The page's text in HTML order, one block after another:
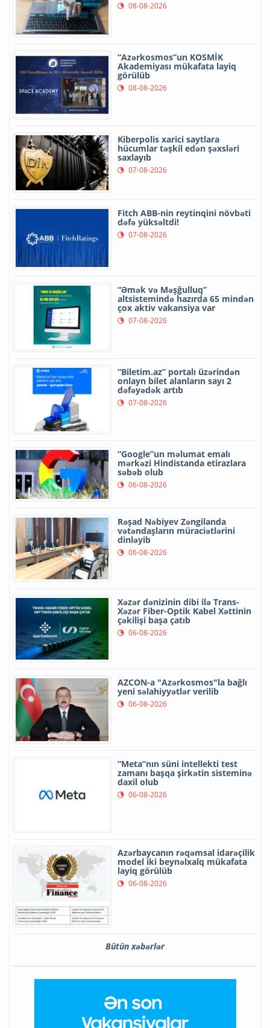
08-08-2026
“Azərkosmos”un KOSMİK
Akademiyası mükafata layiq
görülüb
08-08-2026
Kiberpolis xarici saytlara
hücumlar təşkil edən şəxsləri
saxlayıb
07-08-2026
Fitch ABB-nin reytinqini növbəti
dəfə yüksəltdi!
07-08-2026
“Əmək və Məşğulluq”
altsistemində hazırda 65 mindən
çox aktiv vakansiya var
07-08-2026
“Biletim.az” portalı üzərindən
onlayn bilet alanların sayı 2
dəfəyədək artıb
07-08-2026
“Google”un məlumat emalı
mərkəzi Hindistanda etirazlara
səbəb olub
06-08-2026
Rəşad Nəbiyev Zəngilanda
vətəndaşların müraciətlərini
dinləyib
06-08-2026
Xəzər dənizinin dibi ilə Trans-
Xəzər Fiber-Optik Kabel Xəttinin
çəkilişi başa çatıb
06-08-2026
AZCON-a "Azərkosmos"la bağlı
yeni səlahiyyətlər verilib
06-08-2026
“Meta”nın süni intellekti test
zamanı başqa şirkətin sisteminə
daxil olub
06-08-2026
Azərbaycanın rəqəmsal idarəçilik
model iki beynəlxalq mükafata
layiq görülüb
06-08-2026
Bütün xəbərlər